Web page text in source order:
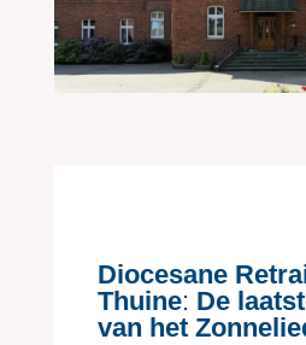
Diocesane
Thuine: De
van het